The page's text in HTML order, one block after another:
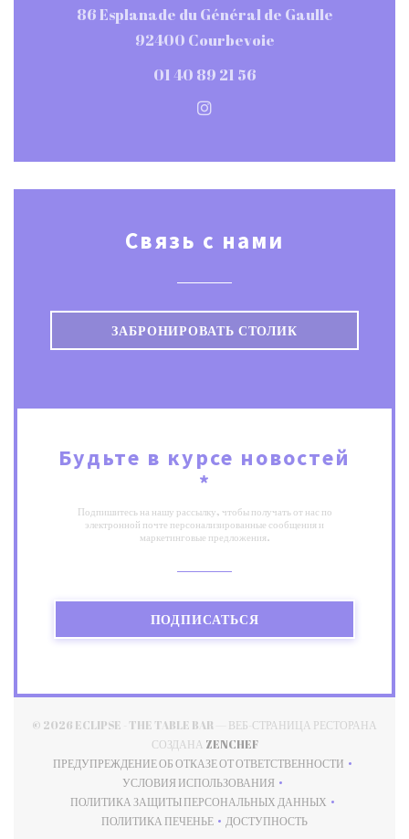
86 Esplanade du Général de Gaulle
92400 Courbevoie((открывается в
01 40 89 21 56
Instagram ((открывается в
Связь с нами
ЗАБРОНИРОВАТЬ СТОЛИК
Будьте в курсе новостей
*
Подпишитесь на нашу рассылку, чтобы получать от нас по
электронной почте персонализированные сообщения и
маркетинговые предложения.
ПОДПИСАТЬСЯ
© 2026 ECLIPSE - THE TABLE BAR — ВЕБ-СТРАНИЦА РЕСТОРАНА
СОЗДАНА ZENCHEF((ОТКРЫВАЕТСЯ В НОВОМ
ПРЕДУПРЕЖДЕНИЕ ОБ ОТКАЗЕ ОТ ОТВЕТСТВЕННОСТИ
((ОТКРЫВАЕТСЯ В НОВОМ ОКНЕ))
УСЛОВИЯ ИСПОЛЬЗОВАНИЯ
((ОТКРЫВАЕТСЯ В НОВОМ ОКНЕ))
ПОЛИТИКА ЗАЩИТЫ ПЕРСОНАЛЬНЫХ ДАННЫХ
((ОТКРЫВАЕТСЯ В НОВОМ ОКНЕ))
ПОЛИТИКА ПЕЧЕНЬЕ
((ОТКРЫВАЕТСЯ В НОВОМ ОКНЕ))
ДОСТУПНОСТЬ
((ОТКРЫВАЕТСЯ В НОВОМ